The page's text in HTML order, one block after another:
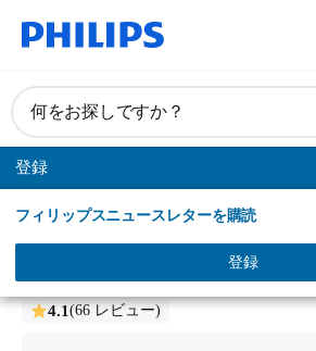
何をお探しですか？
登録
フィリップスニュースレターを購読
登録
シリーズシェーバー
ウェット＆ドライ電動シェーバー
4.1 (66 レビュー)